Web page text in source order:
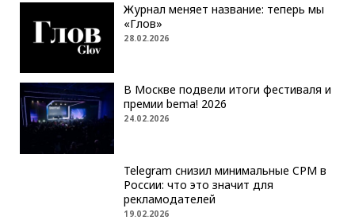
Журнал меняет название: теперь мы
«Глов»
28.02.2026
В Москве подвели итоги фестиваля и
премии bema! 2026
24.02.2026
Telegram снизил минимальные CPM в
России: что это значит для
рекламодателей
19.02.2026